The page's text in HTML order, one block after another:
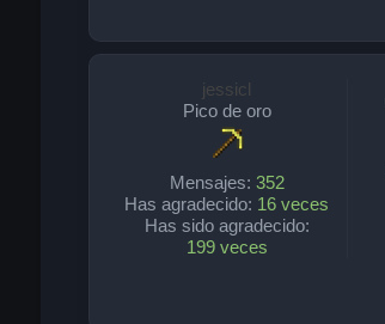
jessicl
Pico de oro
Mensajes: 352
Has agradecido: 16 veces
Has sido agradecido:
199 veces